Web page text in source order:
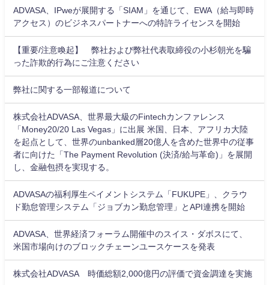
ADVASA、IPweが展開する「SIAM」を通じて、EWA（給与即時
アクセス）のビジネスパートナーへの特許ライセンスを開始
【重要/注意喚起】 弊社および弊社代表取締役の小杉朝光を騙
った詐欺的行為にご注意ください
弊社に関する一部報道について
株式会社ADVASA、世界最大級のFintechカンファレンス
「Money20/20 Las Vegas」に出展 米国、日本、アフリカ大陸
を起点として、世界のunbanked層20億人を含めた世界中の従事
者に向けた「The Payment Revolution (決済/給与革命)」を展開
し、金融包摂を実現する。
ADVASAの福利厚生ペイメントシステム「FUKUPE」、クラウ
ド勤怠管理システム「ジョブカン勤怠管理」とAPI連携を開始
ADVASA、世界経済フォーラム開催中のスイス・ダボスにて、
米国市場向けのブロックチェーンユースケースを発表
株式会社ADVASA 時価総額2,000億円の評価で資金調達を実施